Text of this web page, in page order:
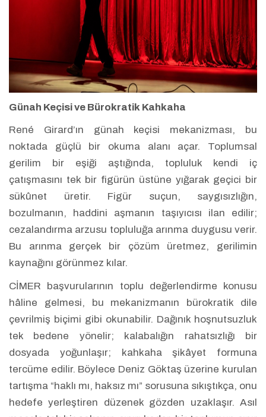
Günah Keçisi ve Bürokratik Kahkaha
René Girard’ın günah keçisi mekanizması, bu
noktada güçlü bir okuma alanı açar. Toplumsal
gerilim bir eşiği aştığında, topluluk kendi iç
çatışmasını tek bir figürün üstüne yığarak geçici bir
sükûnet üretir. Figür suçun, saygısızlığın,
bozulmanın, haddini aşmanın taşıyıcısı ilan edilir;
cezalandırma arzusu topluluğa arınma duygusu verir.
Bu arınma gerçek bir çözüm üretmez, gerilimin
kaynağını görünmez kılar.
CİMER başvurularının toplu değerlendirme konusu
hâline gelmesi, bu mekanizmanın bürokratik dile
çevrilmiş biçimi gibi okunabilir. Dağınık hoşnutsuzluk
tek bedene yönelir; kalabalığın rahatsızlığı bir
dosyada yoğunlaşır; kahkaha şikâyet formuna
tercüme edilir. Böylece Deniz Göktaş üzerine kurulan
tartışma “haklı mı, haksız mı” sorusuna sıkıştıkça, onu
hedefe yerleştiren düzenek gözden uzaklaşır. Asıl